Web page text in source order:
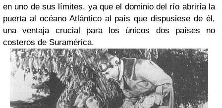
en uno de sus límites, ya que el dominio del río abriría la
puerta al océano Atlántico al país que dispusiese de él,
una ventaja crucial para los únicos dos países no
costeros de Suramérica.